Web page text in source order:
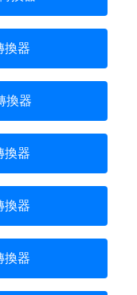
換器
換器
換器
換器
換器